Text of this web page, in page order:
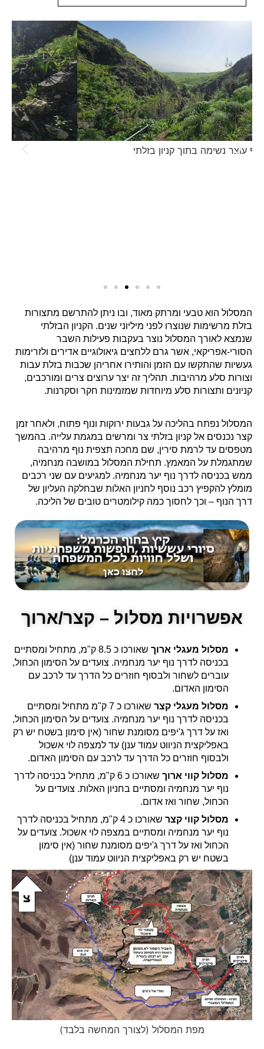
נוף עוצר נשימה בתוך קניון בזלתי
המסלול הוא טבעי ומרתק מאוד, ובו ניתן להתרשם מתצורות
בזלת מרשימות שנוצרו לפני מיליוני שנים. הקניון הבזלתי
שנמצא לאורך המסלול נוצר בעקבות פעילות השבר
הסורי‑אפריקאי, אשר גרם ללחצים גיאולוגיים אדירים ולזרימות
געשיות שהתקשו עם הזמן והותירו אחריהן שכבות בזלת עבות
וצורות סלע מרהיבות. תהליך זה יצר ערוצים צרים ומורכבים,
קניונים ותצורות סלע מיוחדות שמזמינות חקר וסקרנות.
המסלול נפתח בהליכה על גבעות ירוקות ונוף פתוח, ולאחר זמן
קצר נכנסים אל קניון בזלתי צר ומרשים במגמת עלייה. בהמשך
מטפסים עד לרמת סירין, שם מחכה תצפית נוף מרהיבה
שמתגמלת על המאמץ. תחילת המסלול במושבה מנחמיה,
ממש בכניסה לדרך נוף יער מנחמיה. למגיעים עם שני רכבים
מומלץ להקפיץ רכב נוסף לחניון האלות שבחלקה העליון של
דרך הנוף – וכך לחסוך כמה קילומטרים טובים של הליכה.
אפשרויות מסלול – קצר/ארוך
מסלול מעגלי ארוך
שאורכו כ 8.5 ק"מ, מתחיל ומסתיים
בכניסה לדרך נוף יער מנחמיה. צועדים על הסימון הכחול,
עוברים לשחור ולבסוף חוזרים כל הדרך עד לרכב עם
הסימון האדום.
מסלול מעגלי קצר
שאורכו כ 7 ק"מ מתחיל ומסתיים
בכניסה לדרך נוף יער מנחמיה. צועדים על הסימון הכחול,
ואז על דרך ג'יפים מסומנת שחור (אין סימון בשטח יש רק
באפליקצית הניווט עמוד ענן) עד למצפה לוי אשכול
ולבסוף חוזרים כל הדרך עד לרכב עם הסימון האדום.
מסלול קווי ארוך
שאורכו כ 6 ק"מ, מתחיל בכניסה לדרך
נוף יער מנחמיה ומסתיים בחניון האלות. צועדים על
הכחול, שחור ואז אדום.
מסלול קווי קצר
שאורכו כ 4 ק"מ, מתחיל בכניסה לדרך
נוף יער מנחמיה ומסתיים במצפה לוי אשכול. צועדים על
הכחול ואז על דרך ג'יפים מסומנת שחור (אין סימון
בשטח יש רק באפליקצית הניווט עמוד ענן)
מפת המסלול (לצורך המחשה בלבד)